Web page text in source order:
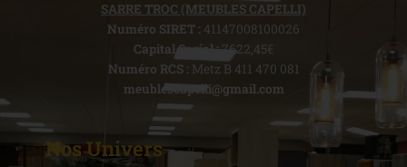
SARRE TROC (MEUBLES CAPELLI)
Numéro SIRET : 41147008100026
Capital Social :7622,45€
Numéro RCS : Metz B 411 470 081
meublescapelli@gmail.com
Nos Univers